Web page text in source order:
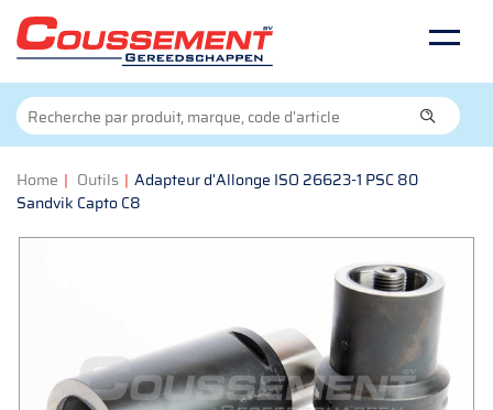
Home | Outils | Adapteur d'Allonge ISO 26623-1 PSC 80
Sandvik Capto C8